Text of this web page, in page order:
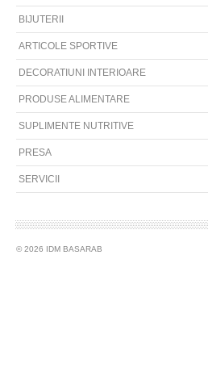
BIJUTERII
ARTICOLE SPORTIVE
DECORATIUNI INTERIOARE
PRODUSE ALIMENTARE
SUPLIMENTE NUTRITIVE
PRESA
SERVICII
© 2026 IDM BASARAB